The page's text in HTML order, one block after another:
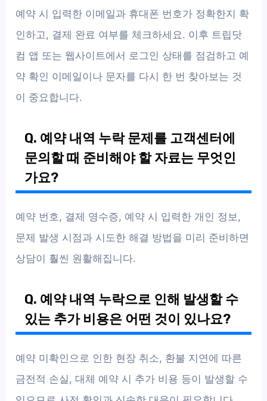
예약 시 입력한 이메일과 휴대폰 번호가 정확한지 확
인하고, 결제 완료 여부를 체크하세요. 이후 트립닷
컴 앱 또는 웹사이트에서 로그인 상태를 점검하고 예
약 확인 이메일이나 문자를 다시 한 번 찾아보는 것
이 중요합니다.
Q. 예약 내역 누락 문제를 고객센터에
문의할 때 준비해야 할 자료는 무엇인
가요?
예약 번호, 결제 영수증, 예약 시 입력한 개인 정보,
문제 발생 시점과 시도한 해결 방법을 미리 준비하면
상담이 훨씬 원활해집니다.
Q. 예약 내역 누락으로 인해 발생할 수
있는 추가 비용은 어떤 것이 있나요?
예약 미확인으로 인한 현장 취소, 환불 지연에 따른
금전적 손실, 대체 예약 시 추가 비용 등이 발생할 수